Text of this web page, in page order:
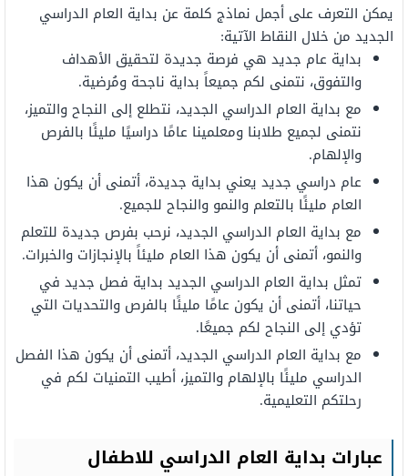
يمكن التعرف على أجمل نماذج كلمة عن بداية العام الدراسي
الجديد من خلال النقاط الآتية:
بداية عام جديد هي فرصة جديدة لتحقيق الأهداف
والتفوق، نتمنى لكم جميعاً بداية ناجحة ومُرضية.
مع بداية العام الدراسي الجديد، نتطلع إلى النجاحوالتميز،
نتمنى لجميع طلابنا ومعلمينا عامًا دراسيًا مليئًا بالفرص
والإلهام.
عام دراسي جديد يعني بداية جديدة، أتمنى أن يكون هذا
العام مليئًا بالتعلم والنمو والنجاح للجميع.
مع بداية العام الدراسي الجديد، نرحب بفرص جديدة للتعلم
والنمو، أتمنى أن يكون هذا العام مليئاً بالإنجازات والخبرات.
تمثل بداية العام الدراسي الجديد بداية فصل جديد في
حياتنا، أتمنى أن يكون عامًا مليئًا بالفرص والتحديات التي
تؤدي إلى النجاح لكم جميعًا.
مع بداية العام الدراسي الجديد، أتمنى أن يكون هذا الفصل
الدراسي مليئًا بالإلهام والتميز، أطيب التمنيات لكم في
رحلتكم التعليمية.
عبارات بداية العام الدراسي للاطفال